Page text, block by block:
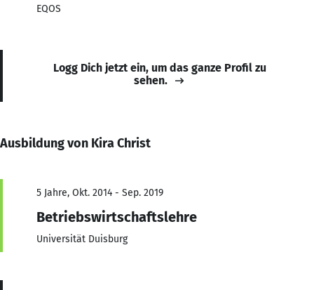
EQOS
Logg Dich jetzt ein, um das ganze Profil zu
sehen.
Ausbildung von Kira Christ
5 Jahre, Okt. 2014 - Sep. 2019
Betriebswirtschaftslehre
Universität Duisburg